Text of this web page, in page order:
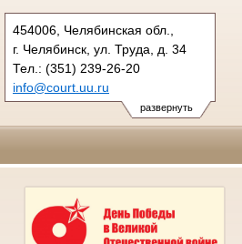
развернуть
454006, Челябинская обл.,
г. Челябинск, ул. Труда, д. 34
Тел.: (351) 239-26-20
info@court.uu.ru
chel_os@court.uu.ru